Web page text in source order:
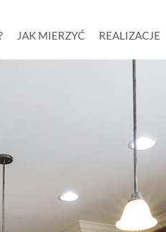
JAK MIERZYĆ REALIZACJE